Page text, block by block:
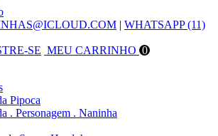
| WHATSAPP (11)
SE MEU CARRINHO 0
Pipoca
. Personagem . Naninha